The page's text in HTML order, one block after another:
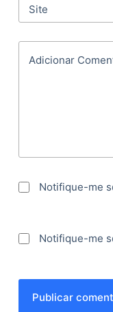
Site
Adicionar
Notifique-me
Notifique-me
Publicar